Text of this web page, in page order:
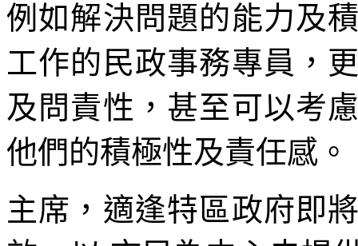
例如解決問題的能力及
工作的民政事務專員，
及問責性，甚至可以考
他們的積極性及責任感。
主席，適逢特區政府即